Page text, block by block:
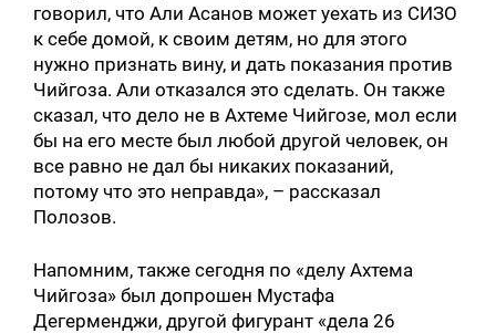
говорил, что Али Асанов может уехать из СИЗО
к себе домой, к своим детям, но для этого
нужно признать вину, и дать показания против
Чийгоза. Али отказался это сделать. Он также
сказал, что дело не в Ахтеме Чийгозе, мол если
бы на его месте был любой другой человек, он
все равно не дал бы никаких показаний,
потому что это неправда», – рассказал
Полозов.
Напомним, также сегодня по «делу Ахтема
Чийгоза» был допрошен Мустафа
Дегерменджи, другой фигурант «дела 26